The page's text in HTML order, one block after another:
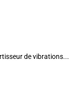
de vibrations...